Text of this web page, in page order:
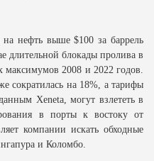
на нефть выше $100 за баррель
длительной блокады пролива в
2008 и 2022 годов.
сократилась на 18%, а тарифы
Xeneta, могут взлететь в
в порты к востоку от
компании искать обходные
и Коломбо.